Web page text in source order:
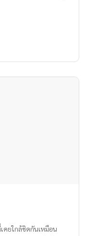
คยใกล้ชิดกันเหมือน